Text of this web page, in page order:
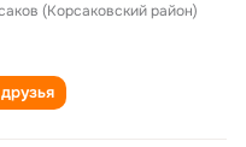
(Корсаковский район)